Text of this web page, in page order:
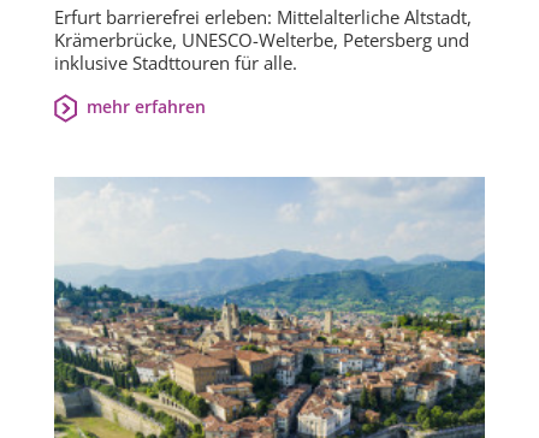
Erfurt barrierefrei erleben: Mittelalterliche Altstadt,
Krämerbrücke, UNESCO-Welterbe, Petersberg und
inklusive Stadttouren für alle.
mehr erfahren